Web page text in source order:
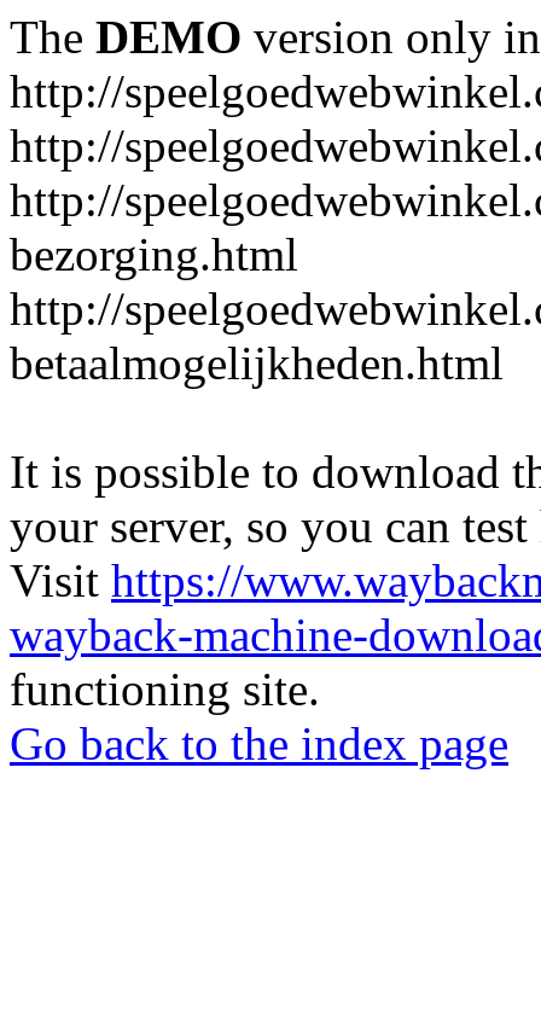
The DEMO version only
http://
http://
http://
bezorging.html
http://
betaalmogelijkheden.html
It is possible to download
your server, so you can
Visit https://
wayback-machine-
functioning site.
Go back to the index page